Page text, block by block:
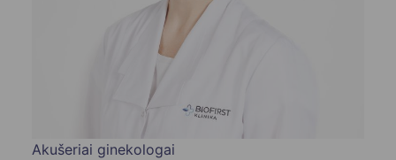
Akušeriai ginekologai